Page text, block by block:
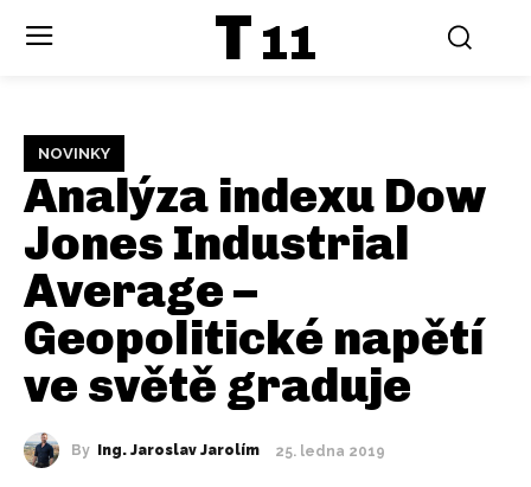
T 11
NOVINKY
Analýza indexu Dow
Jones Industrial
Average –
Geopolitické napětí
ve světě graduje
By Ing. Jaroslav Jarolím 25. ledna 2019